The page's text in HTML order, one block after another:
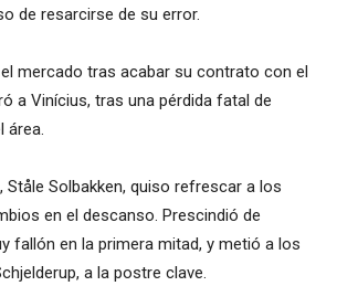
de resarcirse de su error.
el mercado tras acabar su contrato con el
a Vinícius, tras una pérdida fatal de
área.
Ståle Solbakken, quiso refrescar a los
en el descanso. Prescindió de
fallón en la primera mitad, y metió a los
a la postre clave.